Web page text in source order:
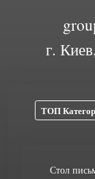
г.
ТОП
Стол